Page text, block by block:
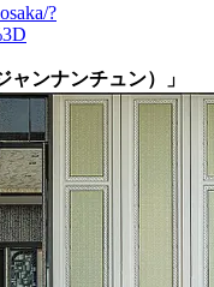
?
ンナンチュン）」